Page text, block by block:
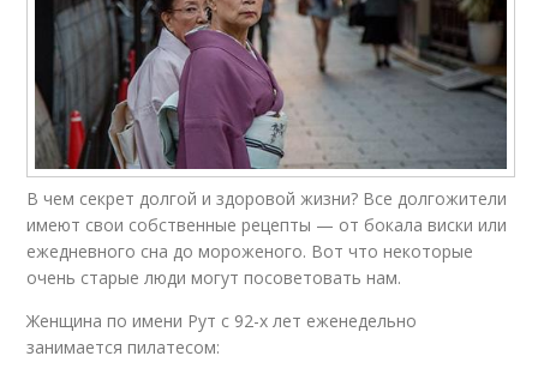
В чем секрет долгой и здоровой жизни? Все долгожители
имеют свои собственные рецепты — от бокала виски или
ежедневного сна до мороженого. Вот что некоторые
очень старые люди могут посоветовать нам.
Женщина по имени Рут с 92-х лет еженедельно
занимается пилатесом: